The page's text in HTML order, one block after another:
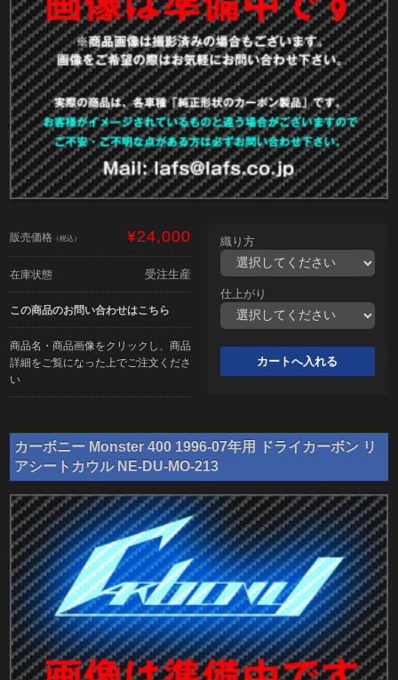
販売価格 （税込） ¥24,000
在庫状態 受注生産
この商品のお問い合わせはこちら
商品名・商品画像をクリックし、商品
詳細をご覧になった上でご注文くださ
い
織り方
仕上がり
カーボニー Monster 400 1996-07年用 ドライカーボン リ
アシートカウル NE-DU-MO-213